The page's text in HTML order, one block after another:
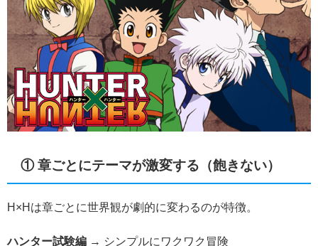
① 章ごとにテーマが激変する（飽きない）
H×Hは章ごとに世界観が劇的に変わるのが特徴。
ハンター試験編 → シンプルにワクワク冒険